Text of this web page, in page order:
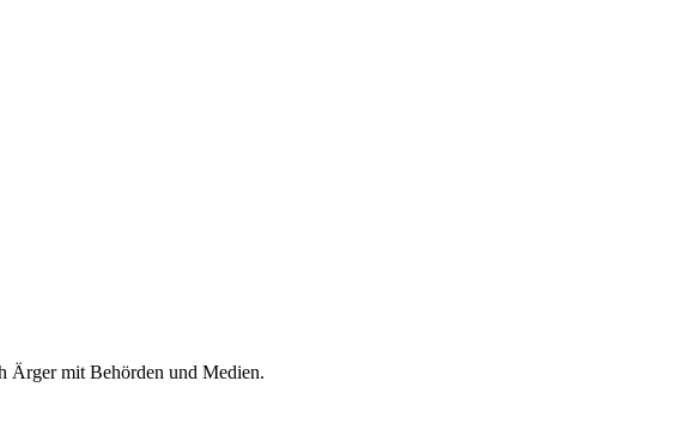
Ärger mit Behörden und Medien.